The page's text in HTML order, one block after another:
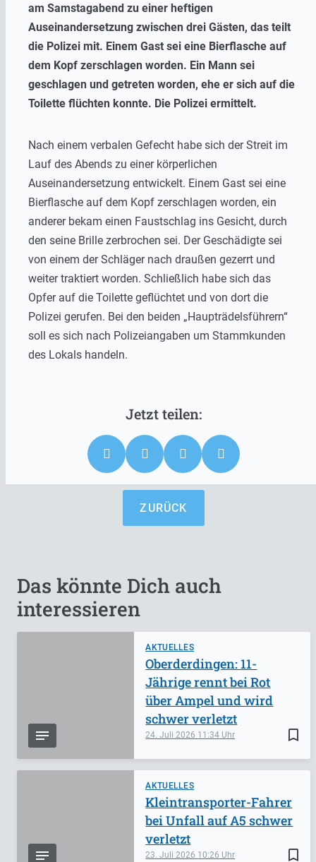
am Samstagabend zu einer heftigen
Auseinandersetzung zwischen drei Gästen, das teilt
die Polizei mit. Einem Gast sei eine Bierflasche auf
dem Kopf zerschlagen worden. Ein Mann sei
geschlagen und getreten worden, ehe er sich auf die
Toilette flüchten konnte. Die Polizei ermittelt.
Nach einem verbalen Gefecht habe sich der Streit im
Lauf des Abends zu einer körperlichen
Auseinandersetzung entwickelt. Einem Gast sei eine
Bierflasche auf dem Kopf zerschlagen worden, ein
anderer bekam einen Faustschlag ins Gesicht, durch
den seine Brille zerbrochen sei. Der Geschädigte sei
von einem der Schläger nach draußen gezerrt und
weiter traktiert worden. Schließlich habe sich das
Opfer auf die Toilette geflüchtet und von dort die
Polizei gerufen. Bei den beiden „Haupträdelsführern“
soll es sich nach Polizeiangaben um Stammkunden
des Lokals handeln.
ZURÜCK
Das könnte Dich auch
interessieren
AKTUELLES
bookmark_border
24. Juli 2026 11:34
Oberderdingen: 11-
Jährige rennt bei Rot
über Ampel und wird
schwer verletzt
AKTUELLES
bookmark_border
23. Juli 2026 10:26
Kleintransporter-Fahrer
bei Unfall auf A5 schwer
verletzt